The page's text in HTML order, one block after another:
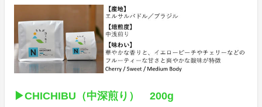
▶CHICHIBU（中深煎り） 200g